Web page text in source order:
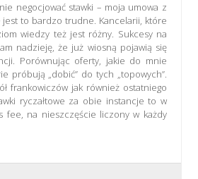
negocjować stawki – moja umowa z
to bardzo trudne. Kancelarii, które
wiedzy też jest różny. Sukcesy na
nadzieję, że już wiosną pojawią się
Porównując oferty, jakie do mnie
próbują „dobić” do tych „topowych”.
frankowiczów jak również ostatniego
ryczałtowe za obie instancje to w
fee, na nieszczęście liczony w każdy